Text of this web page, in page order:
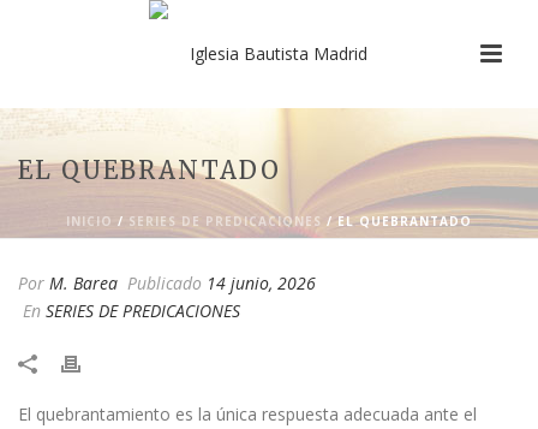
EL QUEBRANTADO
INICIO / SERIES DE PREDICACIONES / EL QUEBRANTADO
Por M. Barea Publicado 14 junio, 2026
En SERIES DE PREDICACIONES
El quebrantamiento es la única respuesta adecuada ante el